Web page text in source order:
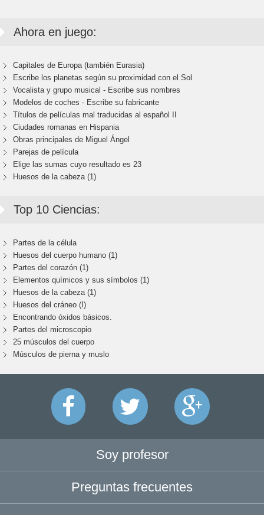
Ahora en juego:
Capitales de Europa (también Eurasia)
Escribe los planetas según su proximidad con el Sol
Vocalista y grupo musical - Escribe sus nombres
Modelos de coches - Escribe su fabricante
Títulos de películas mal traducidas al español II
Ciudades romanas en Hispania
Obras principales de Miguel Ángel
Parejas de película
Elige las sumas cuyo resultado es 23
Huesos de la cabeza (1)
Top 10 Ciencias:
Partes de la célula
Huesos del cuerpo humano (1)
Partes del corazón (1)
Elementos químicos y sus símbolos (1)
Huesos de la cabeza (1)
Huesos del cráneo (I)
Encontrando óxidos básicos.
Partes del microscopio
25 músculos del cuerpo
Músculos de pierna y muslo
Soy profesor
Preguntas frecuentes